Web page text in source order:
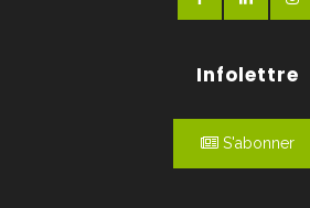
Infolettre
S'abonner